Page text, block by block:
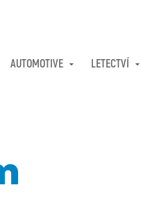
AUTOMOTIVE LETECTVÍ